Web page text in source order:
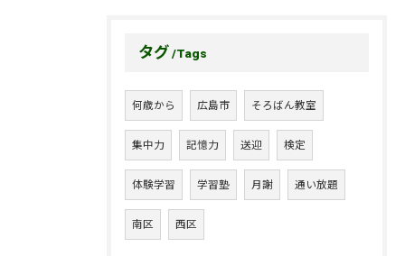
タグ Tags
何歳から 広島市 そろばん教室
集中力 記憶力 送迎 検定
体験学習 学習塾 月謝 通い放題
南区 西区